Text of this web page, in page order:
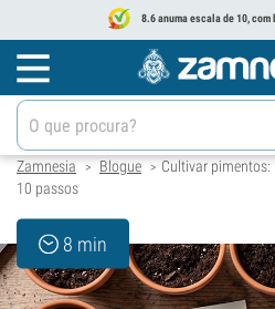
8.6 anuma escala de 10,
Zamnesia > Blogue > Cultivar
10 passos
8 min